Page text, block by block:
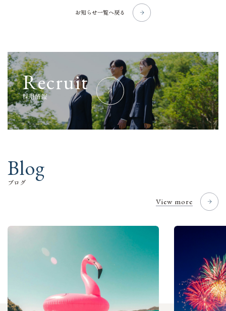
お知らせ一覧へ戻る
採用情報
Recruit
ブロ グ
Blog
View more